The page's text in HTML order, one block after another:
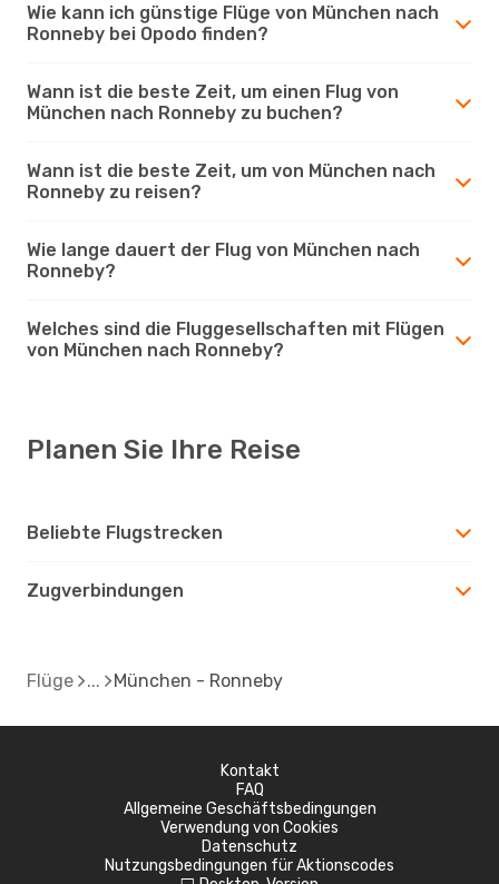
Wie kann ich günstige Flüge von München nach
Ronneby bei Opodo finden?
Wann ist die beste Zeit, um einen Flug von
München nach Ronneby zu buchen?
Wann ist die beste Zeit, um von München nach
Ronneby zu reisen?
Wie lange dauert der Flug von München nach
Ronneby?
Welches sind die Fluggesellschaften mit Flügen
von München nach Ronneby?
Planen Sie Ihre Reise
Beliebte Flugstrecken
Zugverbindungen
Flüge München - Ronneby
Kontakt
FAQ
Allgemeine Geschäftsbedingungen
Verwendung von Cookies
Datenschutz
Nutzungsbedingungen für Aktionscodes